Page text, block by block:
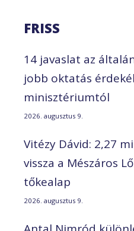
FRISS
14 javaslat az
jobb oktatás
minisztériumtól
2026. augusztus 9.
Vitézy Dávid: 2,27
vissza a Mészáros
tőkealap
2026. augusztus 9.